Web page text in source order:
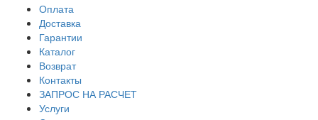
Оплата
Доставка
Гарантии
Каталог
Возврат
Контакты
ЗАПРОС НА РАСЧЕТ
Услуги